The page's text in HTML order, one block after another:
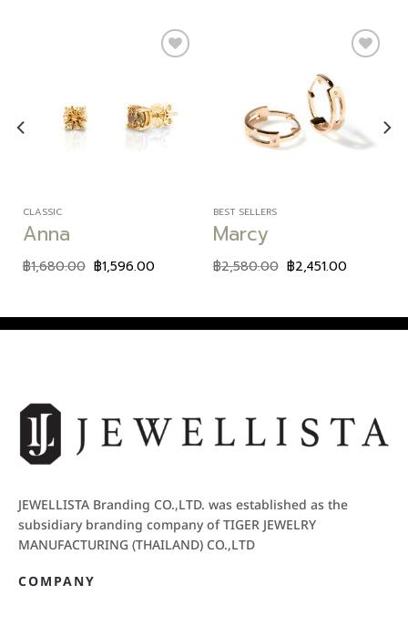
Add to
wishlist
CLASSIC
Anna
฿1,680.00 ฿1,596.00
Add to
wishlist
BEST SELLERS
Marcy
฿2,580.00 ฿2,451.00
JEWELLISTA Branding CO.,LTD. was established as the
subsidiary branding company of TIGER JEWELRY
MANUFACTURING (THAILAND) CO.,LTD
COMPANY